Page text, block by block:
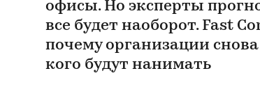
офисы. Но эксперты
все будет наоборот. Fast
почему организации
кого будут нанимать